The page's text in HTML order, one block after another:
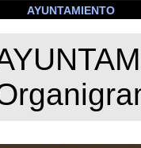
AYUNTAMIENTO